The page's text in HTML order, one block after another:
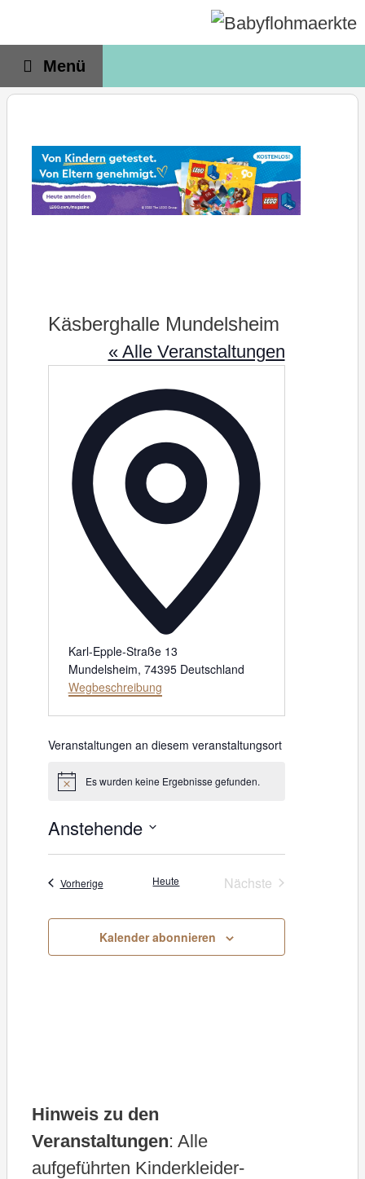
Inhalt
springenMenü
Käsberghalle Mundelsheim
« Alle Veranstaltungen
Karl-Epple-Straße 13
Mundelsheim, 74395 Deutschland
Wegbeschreibung
Veranstaltungen an diesem veranstaltungsort
H
w
e
i
Es wurden keine Ergebnisse gefunden.
Anstehende
D
a
m
n
.
VorherigeVeranstaltungen
Heute
Nächste
Kalender abonnieren
Hinweis zu den
Veranstaltungen: Alle
aufgeführten Kinderkleider-